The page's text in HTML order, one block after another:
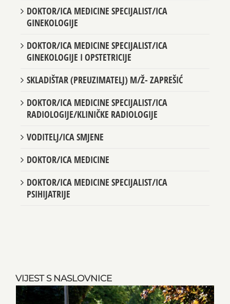
VIJEST S NASLOVNICE
DOKTOR/ICA MEDICINE SPECIJALIST/ICA
GINEKOLOGIJE
DOKTOR/ICA MEDICINE SPECIJALIST/ICA
GINEKOLOGIJE I OPSTETRICIJE
SKLADIŠTAR (PREUZIMATELJ) M/Ž- ZAPREŠIĆ
DOKTOR/ICA MEDICINE SPECIJALIST/ICA
RADIOLOGIJE/KLINIČKE RADIOLOGIJE
VODITELJ/ICA SMJENE
DOKTOR/ICA MEDICINE
DOKTOR/ICA MEDICINE SPECIJALIST/ICA
PSIHIJATRIJE